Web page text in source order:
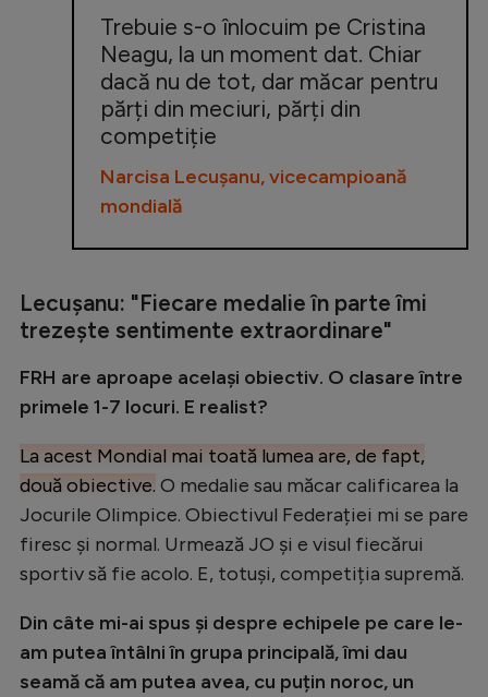
Trebuie s-o înlocuim pe Cristina
Neagu, la un moment dat. Chiar
dacă nu de tot, dar măcar pentru
părți din meciuri, părți din
competiție
Narcisa Lecușanu, vicecampioană
mondială
Lecușanu: "Fiecare medalie în parte îmi
trezește sentimente extraordinare"
FRH are aproape același obiectiv. O clasare între
primele 1-7 locuri. E realist?
La acest Mondial mai toată lumea are, de fapt,
două obiective. O medalie sau măcar calificarea la
Jocurile Olimpice. Obiectivul Federației mi se pare
firesc și normal. Urmează JO și e visul fiecărui
sportiv să fie acolo. E, totuși, competiția supremă.
Din câte mi-ai spus și despre echipele pe care le-
am putea întâlni în grupa principală, îmi dau
seamă că am putea avea, cu puțin noroc, un